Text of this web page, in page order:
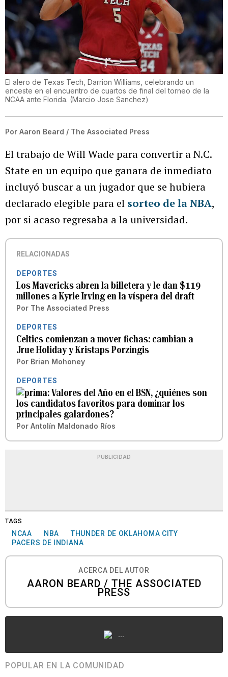
El alero de Texas Tech, Darrion Williams, celebrando un
enceste en el encuentro de cuartos de final del torneo de la
NCAA ante Florida. (Marcio Jose Sanchez)
Por Aaron Beard / The Associated Press
El trabajo de Will Wade para convertir a N.C.
State en un equipo que ganara de inmediato
incluyó buscar a un jugador que se hubiera
declarado elegible para el sorteo de la NBA,
por si acaso regresaba a la universidad.
RELACIONADAS
DEPORTES
Los Mavericks abren la billetera y le dan $119
millones a Kyrie Irving en la víspera del draft
Por The Associated Press
DEPORTES
Celtics comienzan a mover fichas: cambian a
Jrue Holiday y Kristaps Porzingis
Por Brian Mohoney
DEPORTES
Valores del Año en el BSN, ¿quiénes son
los candidatos favoritos para dominar los
principales galardones?
Por Antolín Maldonado Ríos
PUBLICIDAD
TAGS
NCAA NBA
THUNDER DE OKLAHOMA CITY
PACERS DE INDIANA
ACERCA DEL AUTOR
AARON BEARD / THE ASSOCIATED
PRESS
...
POPULAR EN LA COMUNIDAD